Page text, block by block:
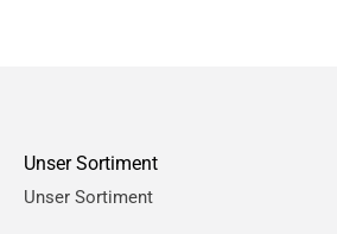
Unser Sortiment
Unser Sortiment